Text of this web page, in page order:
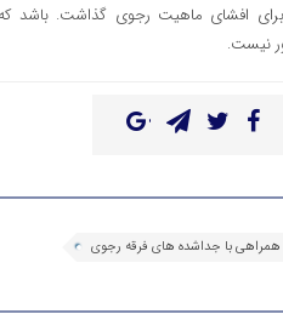
برای افشای ماهیت رجوی گذاشت. باشد
نیست.
همراهی با جداشده های فرقه رجوی